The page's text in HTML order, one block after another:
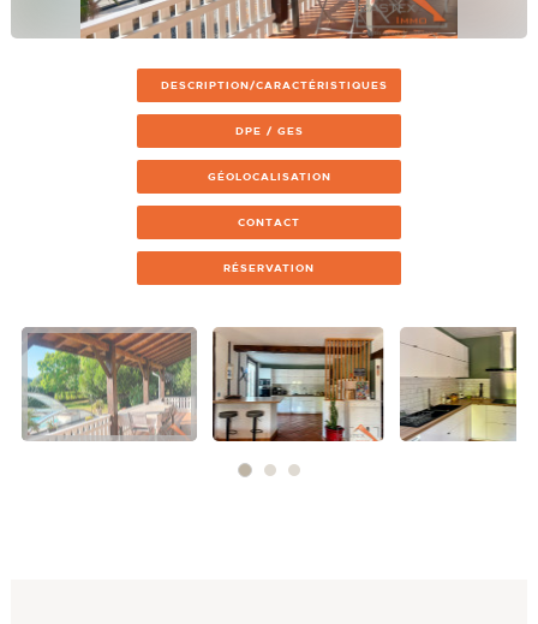
DESCRIPTION/CARACTÉRISTIQUES
DPE / GES
GÉOLOCALISATION
CONTACT
RÉSERVATION